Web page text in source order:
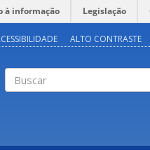
à informação Legislação
ALTO CONTRASTE